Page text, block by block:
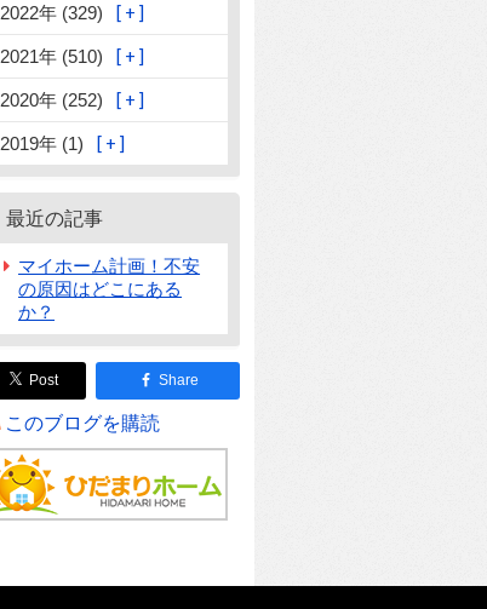
2022年 (329)
2021年 (510)
2020年 (252)
2019年 (1)
最近の記事
マイホーム計画！不安
の原因はどこにある
か？
Post Share
このブログを購読